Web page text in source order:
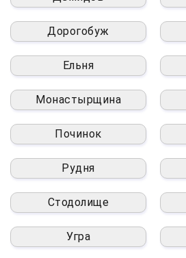
Дорогобуж
Ельня
Монастырщина
Починок
Рудня
Стодолище
Угра